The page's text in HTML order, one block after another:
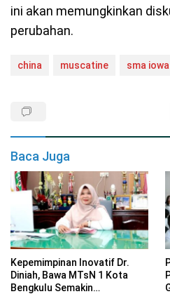
ini akan memungkinkan
perubahan.
china muscatine sma iowa
Baca Juga
Kepemimpinan Inovatif Dr.
Diniah, Bawa MTsN 1 Kota
Bengkulu Semakin